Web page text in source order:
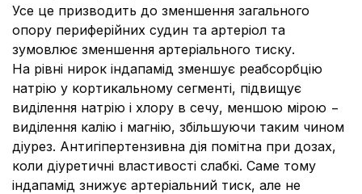
Усе це призводить до зменшення загального
опору периферійних судин та артеріол та
зумовлює зменшення артеріального тиску.
На рівні нирок індапамiд зменшує реабсорбцiю
натрiю у кортикальному сегментi, пiдвищує
видiлення натрiю i хлору в сечу, меншою мiрою −
видiлення калiю i магнiю, збiльшуючи таким чином
дiурез. Антигiпертензивна дiя помiтна при дозах,
коли дiуретичнi властивостi слабкi. Саме тому
індапамід знижує артеріальний тиск, але не